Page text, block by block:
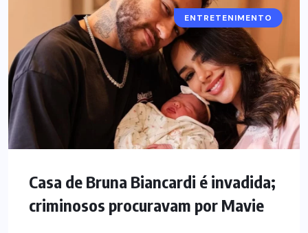
ENTRETENIMENTO
Casa de Bruna Biancardi é invadida;
criminosos procuravam por Mavie